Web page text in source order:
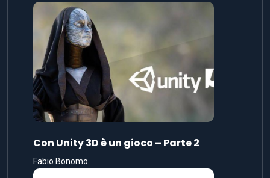
Con Unity 3D è un gioco – Parte 2
Fabio Bonomo